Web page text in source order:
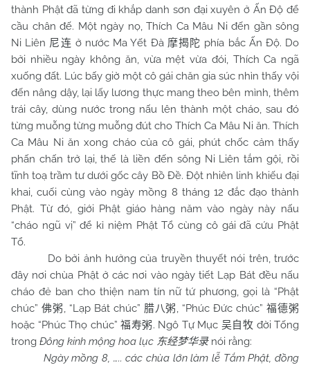
thành Phật đã từng đi khắp danh sơn đại xuyên ở Ấn Độ để
cầu chân đế. Một ngày nọ, Thích Ca Mâu Ni đến gần sông
Ni Liên 尼连 ở nước Ma Yết Đà 摩揭陀 phía bắc Ấn Độ. Do
bởi nhiều ngày không ăn, vừa mệt vừa đói, Thích Ca ngã
xuống đất. Lúc bấy giờ một cô gái chăn gia súc nhìn thấy vội
đến nâng dậy, lại lấy lương thực mang theo bên mình, thêm
trái cây, dùng nước trong nấu lên thành một cháo, sau đó
từng muỗng từng muỗng đút cho Thích Ca Mâu Ni ăn. Thích
Ca Mâu Ni ăn xong cháo của cô gái, phút chốc cảm thấy
phấn chấn trở lại, thế là liền đến sông Ni Liên tắm gội, rồi
tĩnh toạ trầm tư dưới gốc cây Bồ Đề. Đột nhiên linh khiếu đại
khai, cuối cùng vào ngày mồng 8 tháng 12 đắc đạo thành
Phật. Từ đó, giới Phật giáo hàng năm vào ngày này nấu
“cháo ngũ vị” để kỉ niệm Phật Tổ cùng cô gái đã cứu Phật
Tổ.
Do bởi ảnh hưởng của truyền thuyết nói trên, trước
đây nơi chùa Phật ở các nơi vào ngày tiết Lạp Bát đều nấu
cháo đẻ ban cho thiện nam tín nữ tứ phương, gọi là “Phật
chúc” 佛粥, “Lạp Bát chúc” 腊八粥, “Phúc Đức chúc”福德粥
hoặc “Phúc Thọ chúc” 福寿粥. Ngô Tự Mục 吴自牧 đời Tống
trong Đông kinh mộng hoa lục 东经梦华录 nói rằng:
Ngày mồng 8, ….. các chùa lớn làm lễ Tắm Phật, đồng